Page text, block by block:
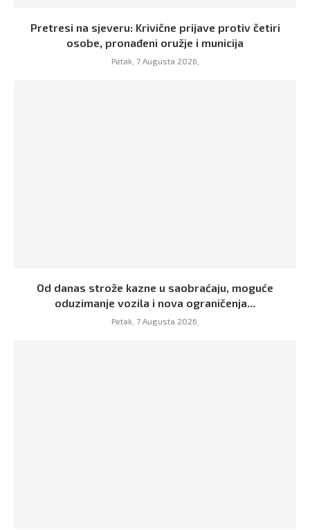
Pretresi na sjeveru: Krivične prijave protiv četiri
osobe, pronađeni oružje i municija
Petak, 7 Augusta 2026,
Od danas strože kazne u saobraćaju, moguće
oduzimanje vozila i nova ograničenja...
Petak, 7 Augusta 2026,